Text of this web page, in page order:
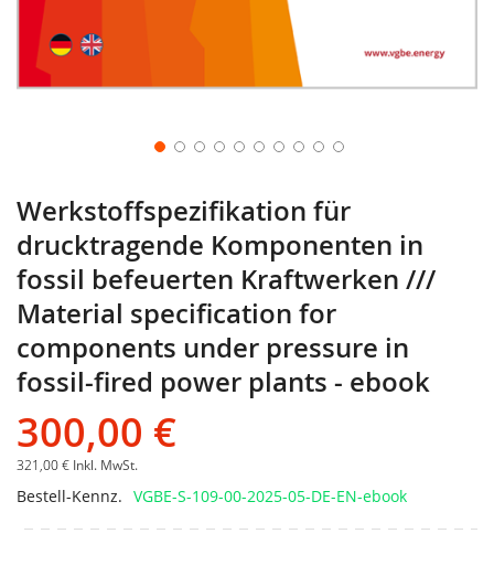
Werkstoffspezifikation für
drucktragende Komponenten in
fossil befeuerten Kraftwerken ///
Material specification for
components under pressure in
fossil-fired power plants - ebook
300,00 €
321,00 € Inkl. MwSt.
Bestell-Kennz. VGBE-S-109-00-2025-05-DE-EN-ebook